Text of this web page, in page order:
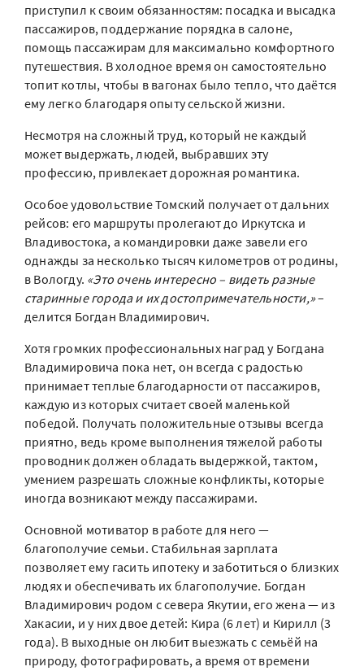
приступил к своим обязанностям: посадка и высадка
пассажиров, поддержание порядка в салоне,
помощь пассажирам для максимально комфортного
путешествия. В холодное время он самостоятельно
топит котлы, чтобы в вагонах было тепло, что даётся
ему легко благодаря опыту сельской жизни.
Несмотря на сложный труд, который не каждый
может выдержать, людей, выбравших эту
профессию, привлекает дорожная романтика.
Особое удовольствие Томский получает от дальних
рейсов: его маршруты пролегают до Иркутска и
Владивостока, а командировки даже завели его
однажды за несколько тысяч километров от родины,
в Вологду. «Это очень интересно – видеть разные
старинные города и их достопримечательности,»–
делится Богдан Владимирович.
Хотя громких профессиональных наград у Богдана
Владимировича пока нет, он всегда с радостью
принимает теплые благодарности от пассажиров,
каждую из которых считает своей маленькой
победой. Получать положительные отзывы всегда
приятно, ведь кроме выполнения тяжелой работы
проводник должен обладать выдержкой, тактом,
умением разрешать сложные конфликты, которые
иногда возникают между пассажирами.
Основной мотиватор в работе для него —
благополучие семьи. Стабильная зарплата
позволяет ему гасить ипотеку и заботиться о близких
людях и обеспечивать их благополучие. Богдан
Владимирович родом с севера Якутии, его жена — из
Хакасии, и у них двое детей: Кира (6 лет) и Кирилл (3
года). В выходные он любит выезжать с семьёй на
природу, фотографировать, а время от времени